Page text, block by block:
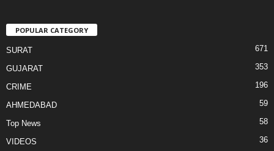
POPULAR CATEGORY
SURAT 671
GUJARAT 353
CRIME 196
AHMEDABAD 59
Top News 58
VIDEOS 36